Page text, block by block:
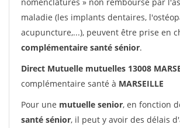
maladie (les implants dentaires,
acupuncture,...), peuvent être prise en
complémentaire santé sénior.
Direct Mutuelle mutuelles 13008
complémentaire santé à MARSEILLE
Pour une mutuelle senior, en fonction
santé sénior, il peut y avoir des délais